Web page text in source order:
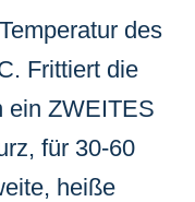
des
Frittiert die
ein ZWEITES
für 30-60
heiße